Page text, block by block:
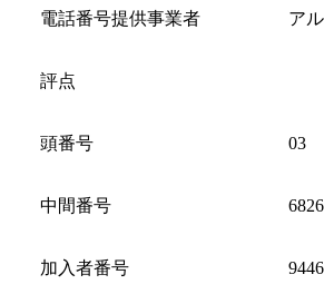
電話番号提供事業者 ア
評点
頭番号 03
中間番号 6826
加入者番号 9446